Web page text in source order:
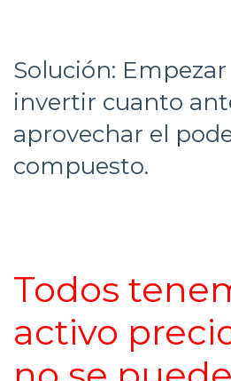
Solución:
invertir cuanto
aprovechar el
compuesto.
Todos
activo